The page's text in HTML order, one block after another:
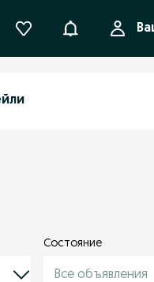
Уведомления
Состояние
Все объявления